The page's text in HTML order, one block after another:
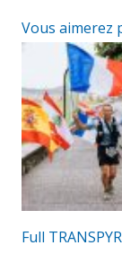
Vous aimerez
Full